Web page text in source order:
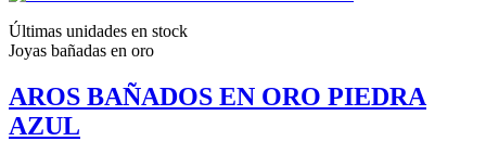
Últimas unidades en stock
Joyas bañadas en oro
AROS BAÑADOS EN ORO PIEDRA
AZUL